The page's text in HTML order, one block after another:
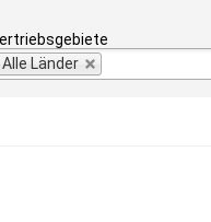
Alle Länder